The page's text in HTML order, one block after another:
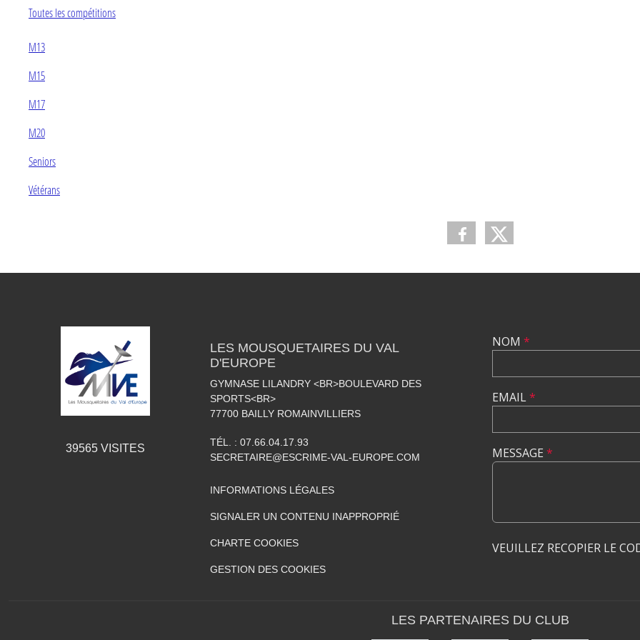
Toutes les compétitions
M13
M15
M17
M20
Seniors
Vétérans
39565VISITES
LES MOUSQUETAIRES DU VAL
D'EUROPE
GYMNASE LILANDRY <BR>BOULEVARD DES
SPORTS<BR>
77700 BAILLY ROMAINVILLIERS
TÉL. : 07.66.04.17.93
SECRETAIRE@ESCRIME-VAL-EUROPE.COM
INFORMATIONS LÉGALES
SIGNALER UN CONTENU INAPPROPRIÉ
CHARTE COOKIES
GESTION DES COOKIES
NOM *
EMAIL*
MESSAGE *
VEUILLEZ RECOPIER LE
LES PARTENAIRES DU CLUB